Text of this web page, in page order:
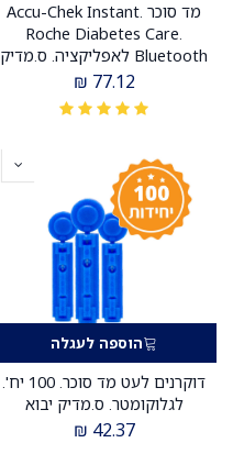
מד סוכר Accu-Chek Instant.
Roche Diabetes Care.
Bluetooth לאפליקציה. ס.מדיק
יבוא
77.12
₪
הוספה לעגלה
דוקרנים לעט מד סוכר. 100 יח'.
לגלוקומטר. ס.מדיק יבוא
42.37
₪